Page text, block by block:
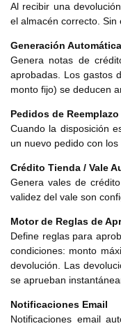
Al recibir una
el almacén correcto.
Generación
Genera notas de
aprobadas. Los gastos
monto fijo) se deducen
Pedidos de
Cuando la disposición
un nuevo pedido con
Crédito Tienda / Vale
Genera vales de
validez del vale son
Motor de Reglas de
Define reglas para
condiciones: monto
devolución. Las
se aprueban
Notificaciones Email
Notificaciones email